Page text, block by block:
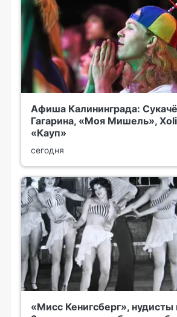
Афиша Калининграда:
Гагарина, «Моя Мишель»,
«Кауп»
сегодня
«Мисс Кенигсберг», нудисты